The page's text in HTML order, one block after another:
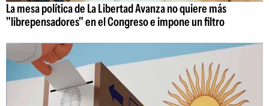
La mesa política de La Libertad Avanza no quiere más
"librepensadores" en el Congreso e impone un filtro